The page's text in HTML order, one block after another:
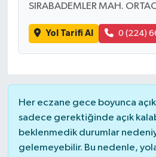
SIRABADEMLER MAH.
Yol Tarifi Al 0 (224)
Her eczane gece boyunca
sadece gerektiğinde açık
beklenmedik durumlar
gelemeyebilir. Bu nedenle,